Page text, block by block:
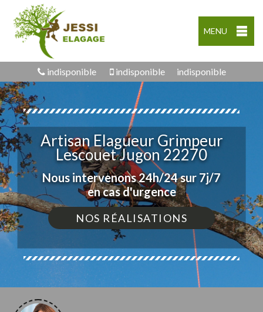
MENU
indisponible indisponible indisponible
Artisan Elagueur Grimpeur
Lescouet Jugon 22270
Nous intervenons 24h/24 sur 7j/7
en cas d'urgence
NOS RÉALISATIONS